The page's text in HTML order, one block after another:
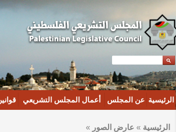
الرئيسية عن المجلس أعمال المجلس التشريعي
الرئيسية » عارض الصور »